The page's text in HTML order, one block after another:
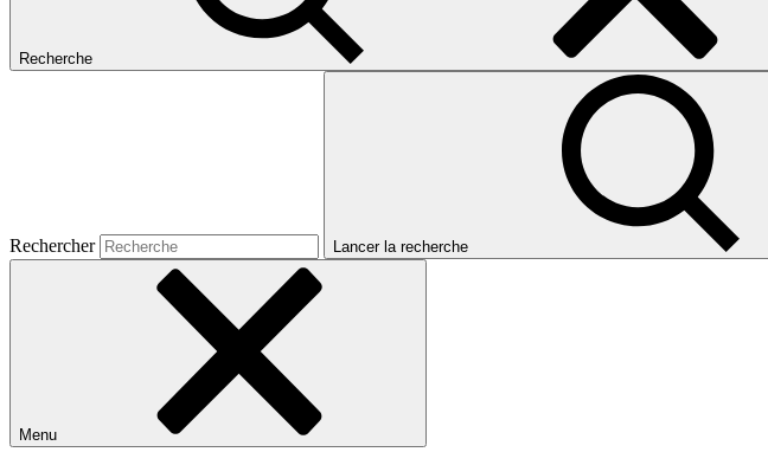
Recherche
Rechercher Lancer la recherche
Menu